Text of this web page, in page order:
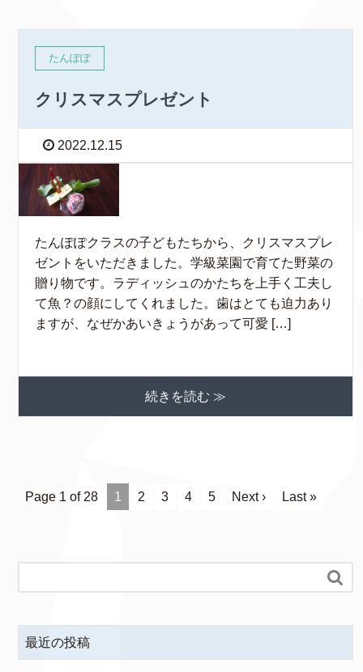
たんぽぽ
クリスマスプレゼント
2022.12.15
たんぽぽクラスの子どもたちから、クリスマスプレ
ゼントをいただきました。学級菜園で育てた野菜の
贈り物です。ラディッシュのかたちを上手く工夫し
て魚？の顔にしてくれました。歯はとても迫力あり
ますが、なぜかあいきょうがあって可愛 […]
続きを読む ≫
Page 1 of 28 1 2 3 4 5 Next › Last »

最近の投稿